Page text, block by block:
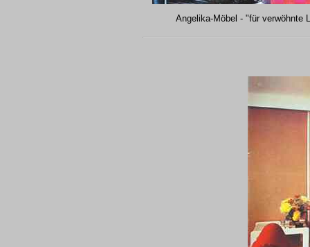
Angelika-Möbel - "für verwöhnte